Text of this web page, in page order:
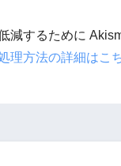
減するために
理方法の詳細はこ